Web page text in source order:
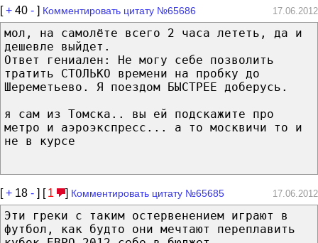
[+ 40 - ] Комментировать цитату №65686 17.06.2012
мол, на самолёте всего 2 часа лететь, да и
дешевле выйдет.
Ответ гениален: Не могу себе позволить
тратить СТОЛЬКО времени на пробку до
Шереметьево. Я поездом БЫСТРЕЕ доберусь.
я сам из Томска.. вы ей подскажите про
метро и аэроэкспресс... а то москвичи то и
не в курсе
[+ 18 - ] [ 1 ] Комментировать цитату №65685 17.06.2012
Эти греки с таким остервенением играют в
футбол, как будто они мечтают переплавить